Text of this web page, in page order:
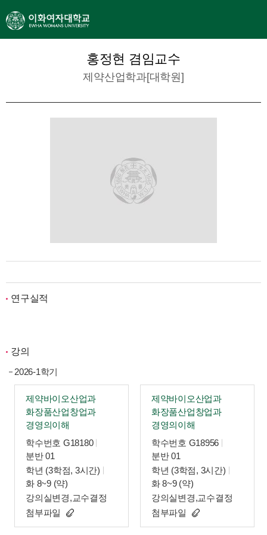
홍정현 겸임교수
제약산업학과[대학원]
연구실적
강의
2026-1학기
제약바이오산업과
화장품산업창업과
경영의이해
학수번호 G18180
분반 01
학년 (3학점, 3시간)
화 8~9 (약)
강의실변경,교수결정
첨부파일
제약바이오산업과
화장품산업창업과
경영의이해
학수번호 G18956
분반 01
학년 (3학점, 3시간)
화 8~9 (약)
강의실변경,교수결정
첨부파일